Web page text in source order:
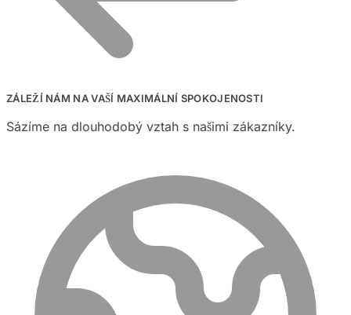
ZÁLEŽÍ NÁM NA VAŠÍ MAXIMÁLNÍ SPOKOJENOSTI
Sázíme na dlouhodobý vztah s našimi zákazníky.